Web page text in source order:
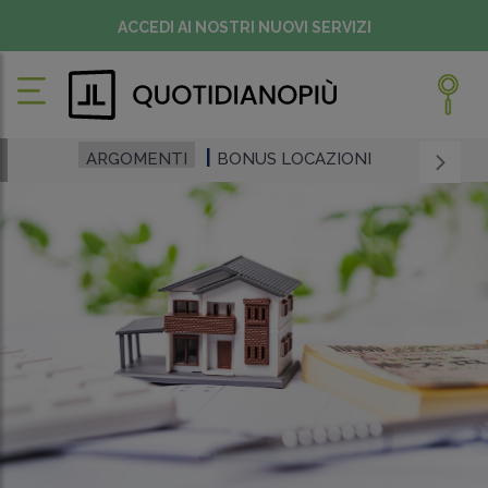
ACCEDI AI NOSTRI NUOVI SERVIZI
ARGOMENTI BONUS LOCAZIONI